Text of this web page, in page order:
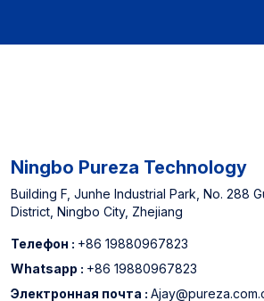
Ningbo Pureza Technology
Building F, Junhe Industrial Park, No. 288
District, Ningbo City, Zhejiang
Телефон : +86 19880967823
Whatsapp : +86 19880967823
Электронная почта :